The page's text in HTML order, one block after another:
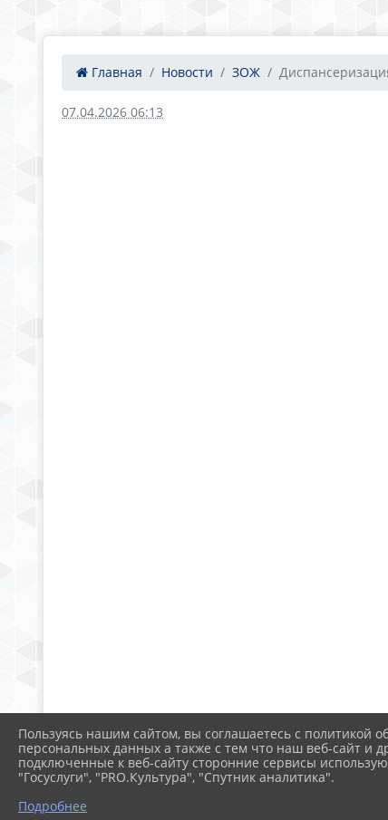
Главная Новости ЗОЖ
07.04.2026 06:13
Пользуясь нашим сайтом, вы соглашаетесь с политикой
персональных данных а также с тем что наш веб-сайт и
подключенные к веб-сайту сторонние сервисы
"Госуслуги", "PRO.Культура", "Спутник аналитика".
Подробнее